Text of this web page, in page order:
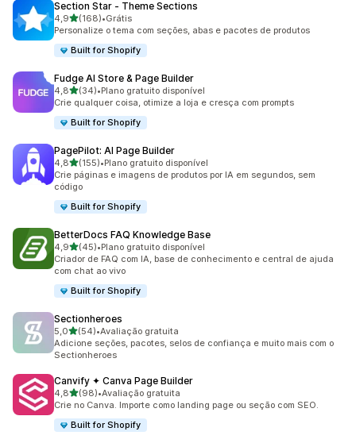
Section Star ‑ Theme Sections
4,9de 5 estrelas
(168)
168 avaliações ao todo
•Grátis
Personalize o tema com seções, abas e pacotes de produtos
Built for Shopify
Fudge AI Store & Page Builder
4,8de 5 estrelas
(34)
34 avaliações ao todo
•Plano gratuito disponível
Crie qualquer coisa, otimize a loja e cresça com prompts
Built for Shopify
PagePilot: AI Page Builder
4,8de 5 estrelas
(155)
155 avaliações ao todo
•Plano gratuito disponível
Crie páginas e imagens de produtos por IA em segundos, sem
código
Built for Shopify
BetterDocs FAQ Knowledge Base
4,9de 5 estrelas
(45)
45 avaliações ao todo
•Plano gratuito disponível
Criador de FAQ com IA, base de conhecimento e central de ajuda
com chat ao vivo
Built for Shopify
Sectionheroes
5,0de 5 estrelas
(54)
54 avaliações ao todo
•Avaliação gratuita
Adicione seções, pacotes, selos de confiança e muito mais com o
Sectionheroes
Canvify ✦ Canva Page Builder
4,8de 5 estrelas
(98)
98 avaliações ao todo
•Avaliação gratuita
Crie no Canva. Importe como landing page ou seção com SEO.
Built for Shopify